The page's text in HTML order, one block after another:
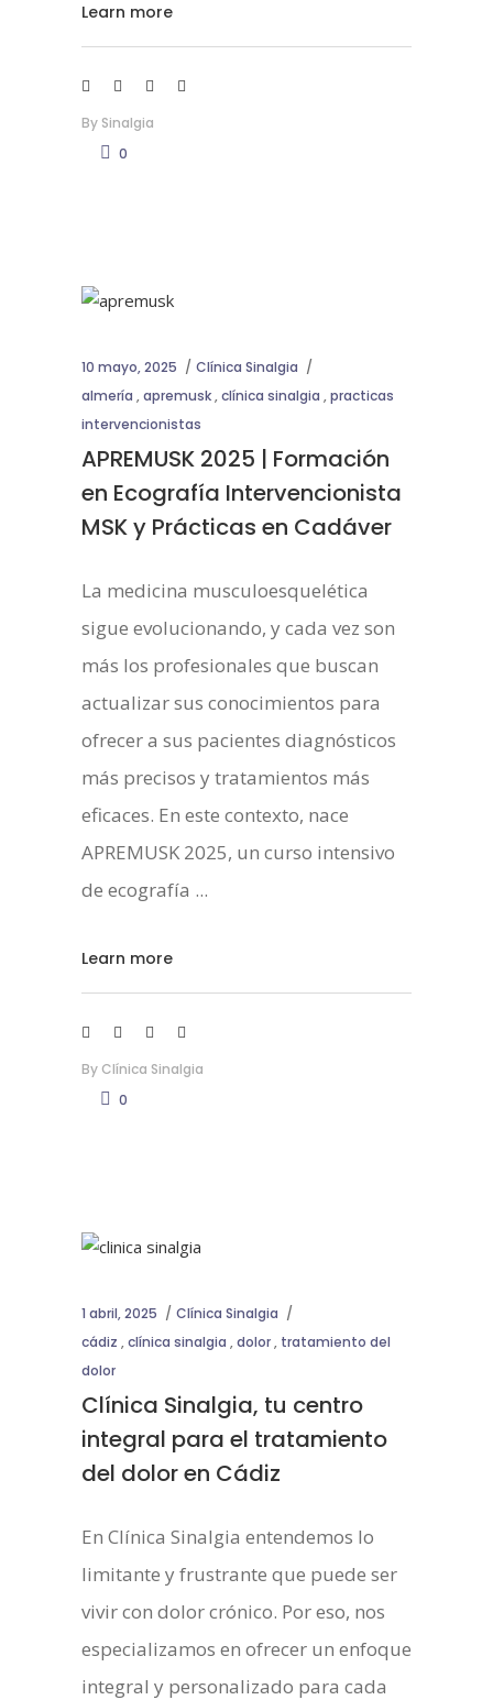
Learn more
By Sinalgia
0
10 mayo, 2025
Clínica Sinalgia
almería ,apremusk,clínica sinalgia ,practicas
intervencionistas
APREMUSK 2025 | Formación
en Ecografía Intervencionista
MSK y Prácticas en Cadáver
La medicina musculoesquelética
sigue evolucionando, y cada vez son
más los profesionales que buscan
actualizar sus conocimientos para
ofrecer a sus pacientes diagnósticos
más precisos y tratamientos más
eficaces. En este contexto, nace
APREMUSK 2025, un curso intensivo
de ecografía
Learn more
By Clínica Sinalgia
0
1 abril, 2025
Clínica Sinalgia
cádiz ,clínica sinalgia ,dolor, tratamiento del
dolor
Clínica Sinalgia, tu centro
integral para el tratamiento
del dolor en Cádiz
En Clínica Sinalgia entendemos lo
limitante y frustrante que puede ser
vivir con dolor crónico. Por eso, nos
especializamos en ofrecer un enfoque
integral y personalizado para cada